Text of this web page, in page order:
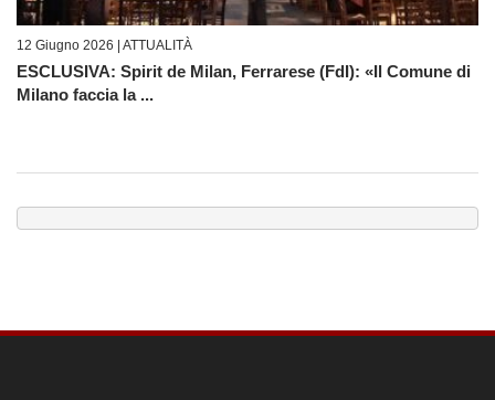
12 Giugno 2026 | ATTUALITÀ
ESCLUSIVA: Spirit de Milan, Ferrarese (FdI): «Il Comune di
Milano faccia la ...